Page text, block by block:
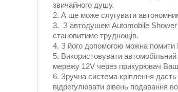
звичайного душу.
А ще може слугувати
З автодушем Automobile Shower
становитиме труднощів.
З його допомогою можна помити
Використовувати
мережу 12V через прикурювач
Зручна система кріплення
відрегулювати рівень подавання